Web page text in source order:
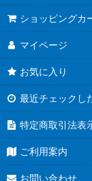
ショッピングカ
マイページ
お気に入り
最近チェックし
特定商取引法表
ご利用案内
お問い合わせ